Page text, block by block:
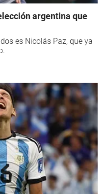
argentina que
es Nicolás Paz, que ya